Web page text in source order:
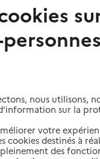
autour de Bar-
nous utilisons,
sur la
votre
cookies destinés à
des